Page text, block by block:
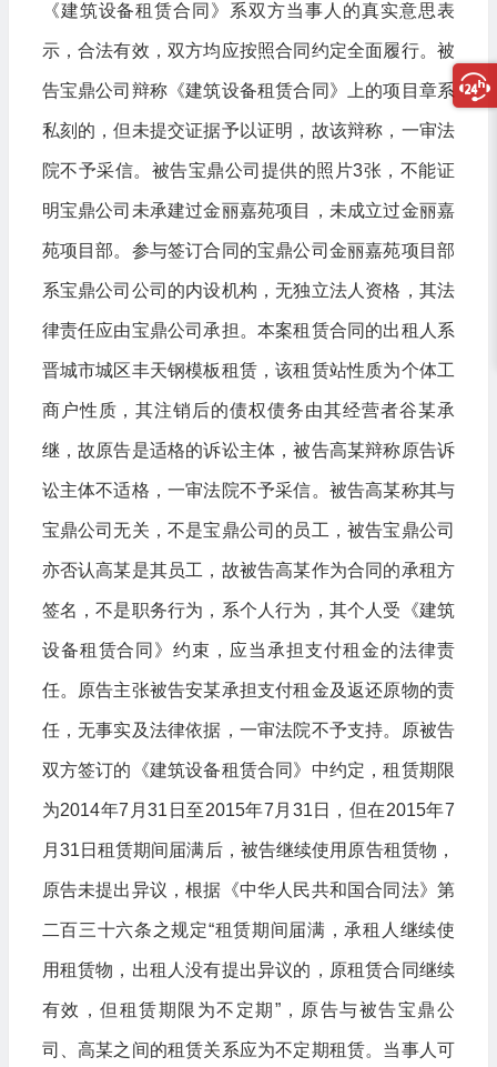
《建筑设备租赁合同》系双方当事人的真实意思表
示，合法有效，双方均应按照合同约定全面履行。被
告宝鼎公司辩称《建筑设备租赁合同》上的项目章系
私刻的，但未提交证据予以证明，故该辩称，一审法
院不予采信。被告宝鼎公司提供的照片3张，不能证
明宝鼎公司未承建过金丽嘉苑项目，未成立过金丽嘉
苑项目部。参与签订合同的宝鼎公司金丽嘉苑项目部
系宝鼎公司公司的内设机构，无独立法人资格，其法
律责任应由宝鼎公司承担。本案租赁合同的出租人系
晋城市城区丰天钢模板租赁，该租赁站性质为个体工
商户性质，其注销后的债权债务由其经营者谷某承
继，故原告是适格的诉讼主体，被告高某辩称原告诉
讼主体不适格，一审法院不予采信。被告高某称其与
宝鼎公司无关，不是宝鼎公司的员工，被告宝鼎公司
亦否认高某是其员工，故被告高某作为合同的承租方
签名，不是职务行为，系个人行为，其个人受《建筑
设备租赁合同》约束，应当承担支付租金的法律责
任。原告主张被告安某承担支付租金及返还原物的责
任，无事实及法律依据，一审法院不予支持。原被告
双方签订的《建筑设备租赁合同》中约定，租赁期限
为2014年7月31日至2015年7月31日，但在2015年7
月31日租赁期间届满后，被告继续使用原告租赁物，
原告未提出异议，根据《中华人民共和国合同法》第
二百三十六条之规定“租赁期间届满，承租人继续使
用租赁物，出租人没有提出异议的，原租赁合同继续
有效，但租赁期限为不定期”，原告与被告宝鼎公
司、高某之间的租赁关系应为不定期租赁。当事人可